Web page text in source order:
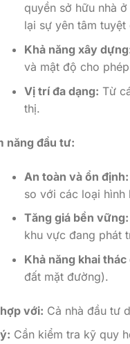
quyền sở hữu nhà
lại sự yên tâm
Khả năng xây
và mật độ cho
Vị trí đa dạng: Từ
thị.
năng đầu tư:
An toàn và ổn định:
so với các loại hình
Tăng giá bền vững:
khu vực đang phát
Khả năng khai
đất mặt đường).
với: Cả nhà đầu tư
Cần kiểm tra kỹ quy